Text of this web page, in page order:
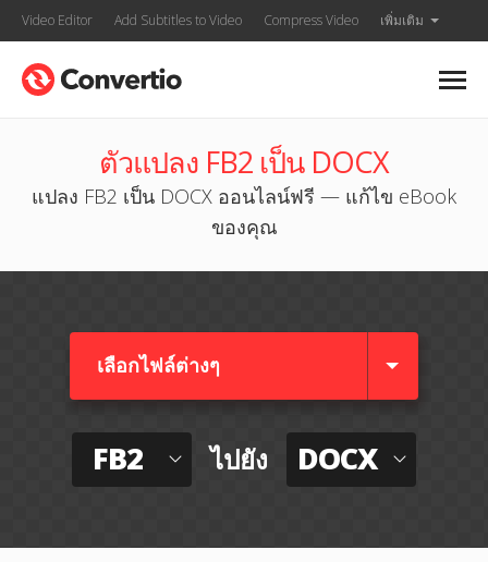
Video Editor Add Subtitles to Video Compress Video เพิ่มเติม
ตัวแปลง FB2 เป็น DOCX
แปลง FB2 เป็น DOCX ออนไลน์ฟรี — แก้ไข eBook
ของคุณ
เลือกไฟล์ต่างๆ​
FB2 ไปยัง DOCX